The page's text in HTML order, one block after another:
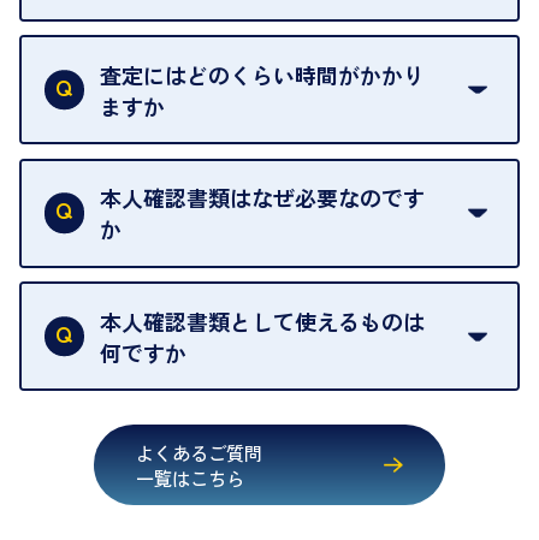
可能な限り、迅速に対応させていただきます。
グオフが可能です。
契約破棄という形で、お品物をお戻しすることがで
きます。
売却当日を含む8日間のうちに、お気軽にお申し出
出張買取のお品物は、8日間保管しております。
一切いただいておりません。査定金額にご納得いた
だけない場合は、その場でお断りいただいても問題
ございません。お気軽にご相談ください。
査定にはどのくらい時間がかかり
ますか
お品物の内容や点数によって異なりますが、店頭買
取の場合は1点あたり数分程度が目安です。大量の
お品物の場合は、お時間をいただくことがございま
本人確認書類はなぜ必要なのです
か
買取店は古物営業法により、お客様のご本人確認を
行うことが義務付けられています。安心してお取引
いただくためにも、ご協力をお願いいたします。
本人確認書類として使えるものは
何ですか
・健康保険証確認書
・マイナンバーカード
・在留カード
よくあるご質問
一覧はこちら